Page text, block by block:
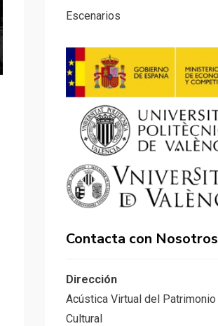
Escenarios
Contacta con Nosotros
Dirección
Acústica Virtual del Patrimonio
Cultural